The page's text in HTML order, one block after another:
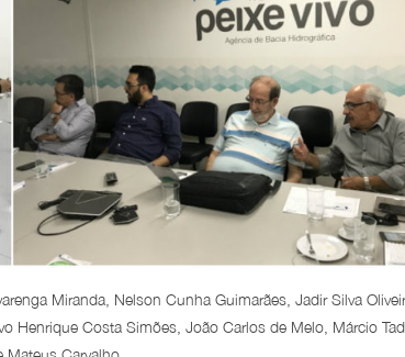
Miranda, Nelson Cunha Guimarães, Jadir Silva
Henrique Costa Simões, João Carlos de Melo, Márcio